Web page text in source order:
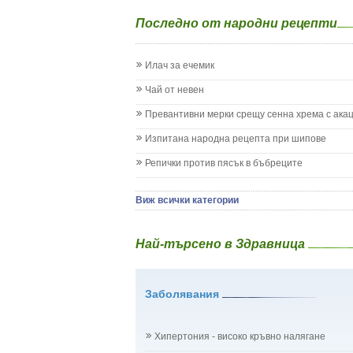
Жълтеница
Запек на бебето и детето
Кашлица при бебето и детето
Колики
Менингит
Млечница
Нощно напикаване - енуреза
Плач
Проблеми с очите на бебето и детето
Рубеола
Последно от народни рецепти
Илач за ечемик
Чай от невен
Превантивни мерки срещу сенна хрема с
Изпитана народна рецепта при шипове
Репички против пясък в бъбреците
Виж всички категории
Най-търсено в Здравница
Заболявания
Хипертония - високо кръвно налягане